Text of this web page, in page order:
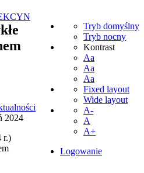
Tryb domyślny
Tryb nocny
Kontrast
Aa
Aa
Aa
Fixed layout
Wide layout
A-
A
A+
Logowanie
2024
r.)